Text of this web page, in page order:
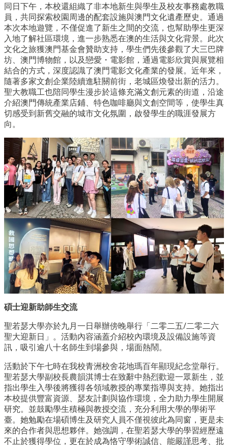
同日下午，本校還組織了非本地新生與學生及校友事務處教職
員，共同探索校園周邊的配套設施與澳門文化遺產歷史。通過
本次本地遊覽，不僅促進了新生之間的交流，也幫助學生更深
入地了解社區環境，進一步熟悉在澳的生活與文化背景。此次
文化之旅獲澳門基金會贊助支持，學生們先後參觀了大三巴牌
坊、澳門博物館，以及戀愛・電影館，通過電影欣賞與展覽相
結合的方式，深度認識了澳門電影文化產業的發展。近年來，
隨著多家文創企業陸續進駐關前街，老城區煥發出新的活力。
聖大教職工也陪同學生漫步於這條充滿文創元素的街道，沿途
介紹澳門傳統產業店鋪、特色咖啡廳與文創空間等，使學生真
切感受到新舊交融的城市文化氛圍，啟發學生的職涯發展方
向。
碩士迎新助師生交流
聖若瑟大學亦於九月一日舉辦傍晚舉行「二零二五/二零二六
聖大迎新日」。活動內容涵蓋介紹校內環境及設備設施等資
訊，吸引逾八十名師生到場參與，場面熱鬧。
活動於下午七時在我校青洲校舍花地瑪百年顯現紀念堂舉行。
聖若瑟大學副校長農韻淇博士在致辭中熱烈歡迎一眾新生，並
指出學生入學後將獲得各領域教授的專業指導與支持。她指出
本校提供豐富資源、瑟友計劃與協作環境，全力助力學生開展
研究。並鼓勵學生積極與教授交流，充分利用大學的學術平
臺。她勉勵在場碩博生及研究人員不僅視彼此為同窗，更是未
來的合作者與思想夥伴。她強調，在聖若瑟大學的學習經歷遠
不止於獲得學位，更在於成為恪守學術誠信、能嚴謹思考、批